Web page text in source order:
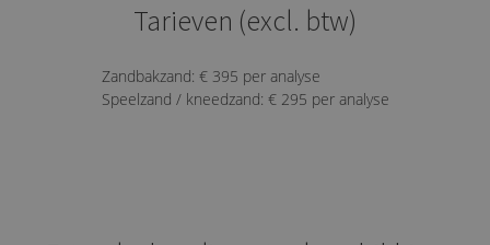
Tarieven (excl. btw)
Zandbakzand: € 395 per analyse
Speelzand / kneedzand: € 295 per analyse